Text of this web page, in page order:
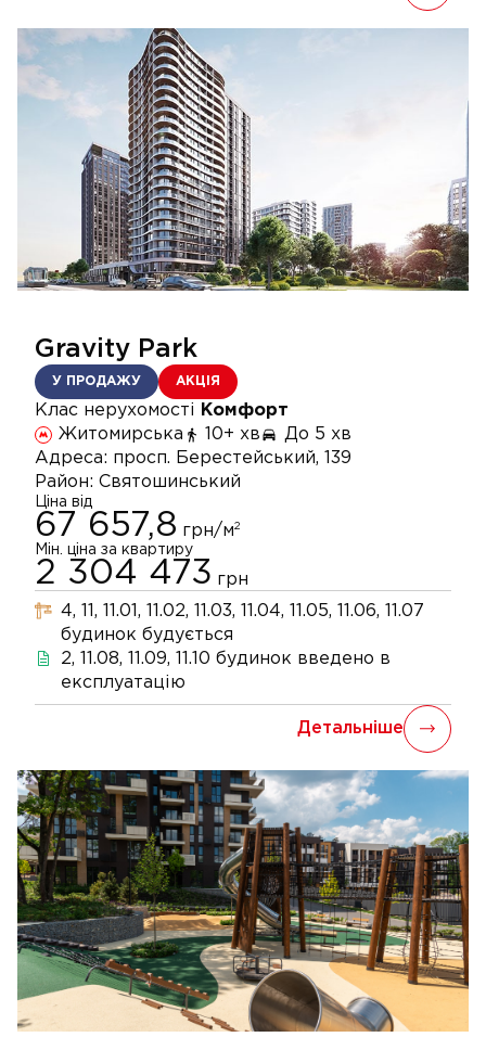
Gravity Park
У ПРОДАЖУ АКЦІЯ
Клас нерухомості
Комфорт
Житомирська
10+ хв
До 5 хв
Адреса: просп. Берестейський, 139
Район: Святошинський
Ціна від
67 657,8 грн/м2
Мін. ціна за квартиру
2 304 473 грн
4, 11, 11.01, 11.02, 11.03, 11.04, 11.05, 11.06, 11.07
будинок будується
2, 11.08, 11.09, 11.10 будинок введено в
експлуатацію
Детальніше